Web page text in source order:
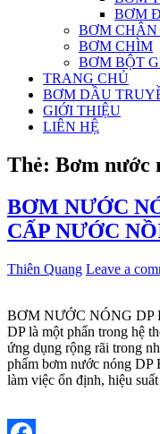
BƠM
BƠM
BƠM CHÌM
BƠM BỘT
TRANG CHỦ
BƠM DẦU
GIỚI THIỆU
LIÊN HỆ
Thẻ: Bơm nước
BƠM NƯỚC
CẤP NƯỚC
Thiên Quang Leave a
BƠM NƯỚC NÓNG DP
DP là một phẩn trong hệ
ứng dụng rộng rãi trong
phẩm bơm nước nóng DP
làm việc ổn định, hiệu